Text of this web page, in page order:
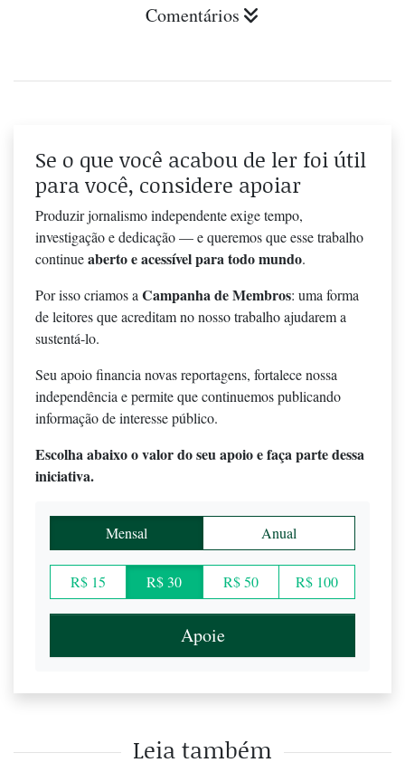
Comentários
Se o que você acabou de ler foi útil
para você, considere apoiar
Produzir jornalismo independente exige tempo,
investigação e dedicação — e queremos que esse trabalho
continueaberto e acessível para todo mundo.
Por isso criamos aCampanha de Membros: uma forma
de leitores que acreditam no nosso trabalho ajudarem a
sustentá-lo.
Seu apoio financia novas reportagens, fortalece nossa
independência e permite que continuemos publicando
informação de interesse público.
Escolha abaixo o valor do seu apoio e faça parte dessa
iniciativa.
Mensal Anual
R$ 15 R$ 30 R$ 50 R$ 100
Apoie
Leia também